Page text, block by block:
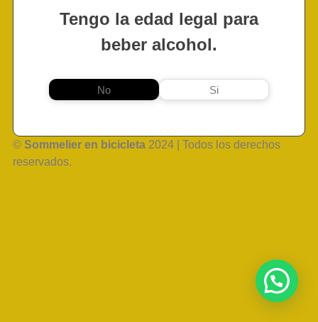
Tengo la edad legal para
beber alcohol.
No Si
© Sommelier en bicicleta 2024 | Todos los derechos
reservados.